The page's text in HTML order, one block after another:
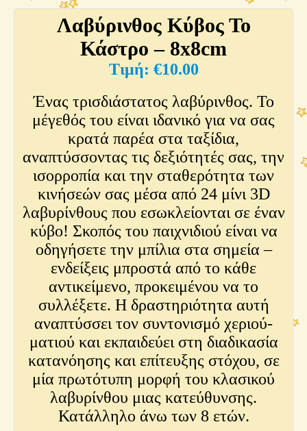
Λαβύρινθος Κύβος Το
Κάστρο – 8x8cm
€10.00
Ένας τρισδιάστατος λαβύρινθος. Το
μέγεθός του είναι ιδανικό για να σας
κρατά παρέα στα ταξίδια,
αναπτύσσοντας τις δεξιότητές σας, την
ισορροπία και την σταθερότητα των
κινήσεών σας μέσα από 24 μίνι 3D
λαβυρίνθους που εσωκλείονται σε έναν
κύβο! Σκοπός του παιχνιδιού είναι να
οδηγήσετε την μπίλια στα σημεία –
ενδείξεις μπροστά από το κάθε
αντικείμενο, προκειμένου να το
συλλέξετε. Η δραστηριότητα αυτή
αναπτύσσει τον συντονισμό χεριού-
ματιού και εκπαιδεύει στη διαδικασία
κατανόησης και επίτευξης στόχου, σε
μία πρωτότυπη μορφή του κλασικού
λαβυρίνθου μιας κατεύθυνσης.
Κατάλληλο άνω των 8 ετών.